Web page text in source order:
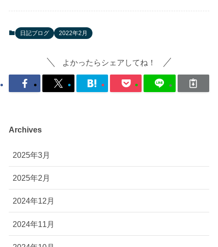
日記ブログ 2022年2月
よかったらシェアしてね！
Archives
2025年3月
2025年2月
2024年12月
2024年11月